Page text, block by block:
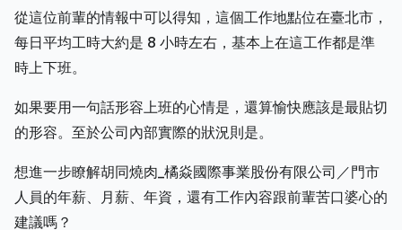
從這位前輩的情報中可以得知，這個工作地點位在臺北市，
每日平均工時大約是 8 小時左右，基本上在這工作都是準
時上下班。
如果要用一句話形容上班的心情是，還算愉快應該是最貼切
的形容。至於公司內部實際的狀況則是。
想進一步瞭解胡同燒肉_橘焱國際事業股份有限公司／門市
人員的年薪、月薪、年資，還有工作內容跟前輩苦口婆心的
建議嗎？